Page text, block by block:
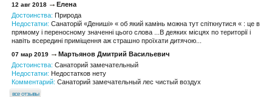
12 авг 2018
Eлена
Достоинства: Природа
Недостатки: Санаторій «Дениші» « об який камінь можна тут спіткнутися « : це в
прямому і переносному значенні цього слова ...В деяких місцях по території і
навіть всередині приміщення аж страшно проїхати дитячою...
07 мар 2019
Мартьянов Дмитрий Васильевич
Достоинства: Санаторий замечательный
Недостатки: Недостатков нету
Комментарий: Санаторий замечательный лес чистый воздух
все отзывы